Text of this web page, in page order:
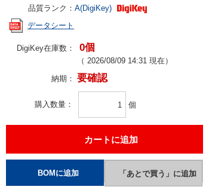
品質ランク： A(DigiKey)
データシート
DigiKey在庫数： 0個
（ 2026/08/09 14:31 現在）
納期： 要確認
購入数量 個